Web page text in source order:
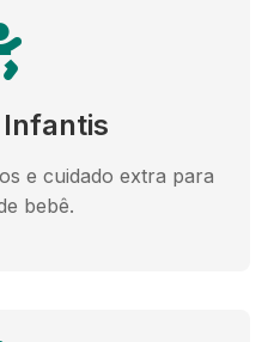
Infantis
e cuidado extra para
bebê.